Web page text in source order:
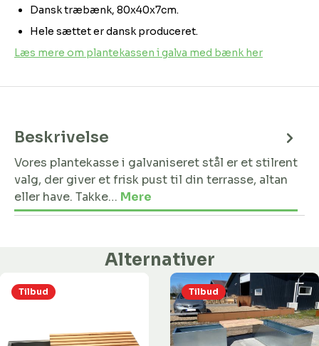
Dansk træbænk, 80x40x7cm.
Hele sættet er dansk produceret.
Læs mere om plantekassen i galva med bænk her
Beskrivelse
Vores plantekasse i galvaniseret stål er et stilrent
valg, der giver et frisk pust til din terrasse, altan
eller have. Takke… Mere
Alternativer
Tilbud Tilbud